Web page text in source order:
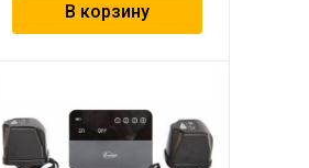
В корзину